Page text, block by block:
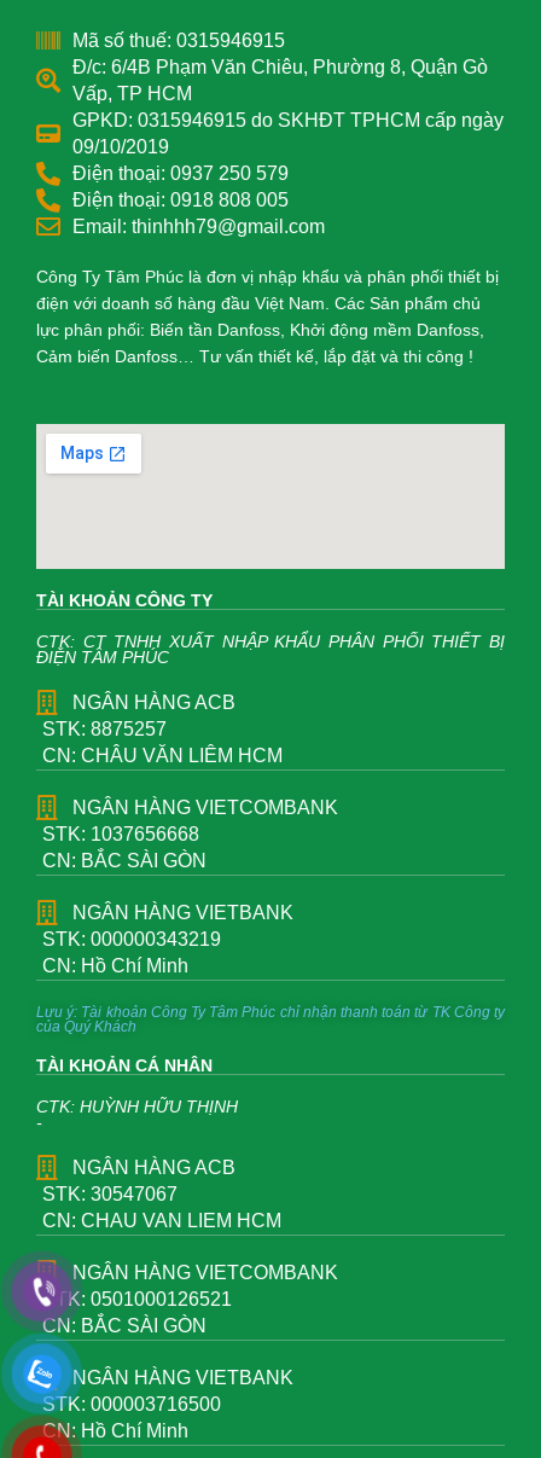
Mã số thuế: 0315946915
Đ/c: 6/4B Phạm Văn Chiêu, Phường 8, Quận Gò
Vấp, TP HCM
GPKD: 0315946915 do SKHĐT TPHCM cấp ngày
09/10/2019
Điện thoại: 0937 250 579
Điện thoại: 0918 808 005
Email: thinhhh79@gmail.com
Công Ty Tâm Phúc là đơn vị nhập khẩu và phân phối thiết bị
điện với doanh số hàng đầu Việt Nam. Các Sản phẩm chủ
lực phân phối: Biến tần Danfoss, Khởi động mềm Danfoss,
Cảm biến Danfoss… Tư vấn thiết kế, lắp đặt và thi công !
TÀI KHOẢN CÔNG TY
CTK: CT TNHH XUẤT NHẬP KHẨU PHÂN PHỐI THIẾT BỊ
ĐIỆN TÂM PHÚC
NGÂN HÀNG ACB
STK: 8875257
CN: CHÂU VĂN LIÊM HCM
NGÂN HÀNG VIETCOMBANK
STK: 1037656668
CN: BẮC SÀI GÒN
NGÂN HÀNG VIETBANK
STK: 000000343219
CN: Hồ Chí Minh
Lưu ý: Tài khoản Công Ty Tâm Phúc chỉ nhận thanh toán từ TK Công ty
của Quý Khách
TÀI KHOẢN CÁ NHÂN
CTK: HUỲNH HỮU THỊNH
-
NGÂN HÀNG ACB
STK: 30547067
CN: CHAU VAN LIEM HCM
NGÂN HÀNG VIETCOMBANK
STK: 0501000126521
CN: BẮC SÀI GÒN
NGÂN HÀNG VIETBANK
STK: 000003716500
CN: Hồ Chí Minh